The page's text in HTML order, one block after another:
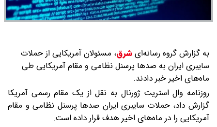
به گزارش گروه رسانه‌ایشرق، مسئولان آمریکایی از حملات
سایبری ایران به صدها پرسنل نظامی و مقام آمریکایی طی
ماه‌های اخیر خبر دادند.
روزنامه وال استریت ژورنال به نقل از یک مقام رسمی آمریکا
گزارش داد، حملات سایبری ایران صدها پرسنل نظامی و مقام
آمریکایی را در ماه‌های اخیر هدف قرار داده است.